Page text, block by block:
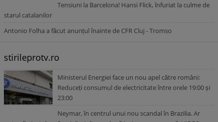
Tensiuni la Barcelona! Hansi Flick, înfuriat la culme de
starul catalanilor
Antonio Folha a făcut anunțul înainte de CFR Cluj - Tromso
stirileprotv.ro
Ministerul Energiei face un nou apel către români:
Reduceți consumul de electricitate între orele 19:00 și
23:00
Neymar, în centrul unui nou scandal în Brazilia. Ar